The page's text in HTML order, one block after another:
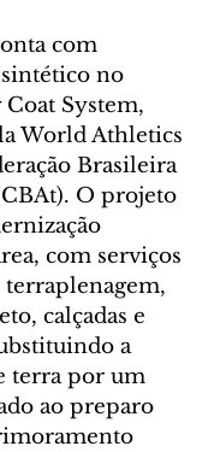
com
no
Coat System,
World Athletics
Brasileira
O projeto
com serviços
calçadas e
a
terra por um
ao preparo